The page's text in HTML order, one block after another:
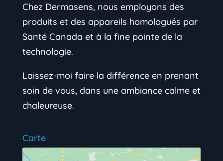
Chez Dermasens, nous employons des
produits et des appareils homologués par
Santé Canada et à la fine pointe de la
technologie.
Laissez-moi faire la différence en prenant
soin de vous, dans une ambiance calme et
chaleureuse.
Carte